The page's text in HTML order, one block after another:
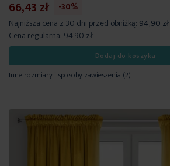
66,43 zł
-30%
Najniższa cena z 30 dni przed obniżką: 94,90 zł
Cena regularna: 94,90 zł
Dodaj do koszyka
Inne rozmiary i sposoby zawieszenia (2)